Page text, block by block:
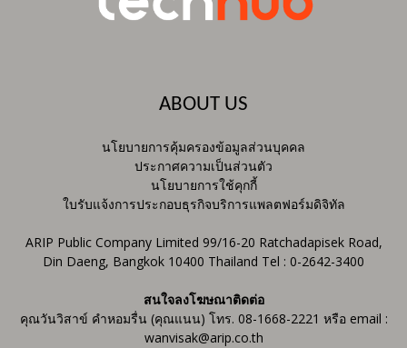
ABOUT US
นโยบายการคุ้มครองข้อมูลส่วนบุคคล
ประกาศความเป็นส่วนตัว
นโยบายการใช้คุกกี้
ใบรับแจ้งการประกอบธุรกิจบริการแพลตฟอร์มดิจิทัล
ARIP Public Company Limited 99/16-20 Ratchadapisek Road,
Din Daeng, Bangkok 10400 Thailand Tel : 0-2642-3400
สนใจลงโฆษณาติดต่อ
คุณวันวิสาข์ คำหอมรื่น (คุณแนน) โทร. 08-1668-2221 หรือ email :
wanvisak@arip.co.th